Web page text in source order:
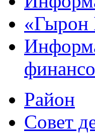
«Гырон
Район
Совет